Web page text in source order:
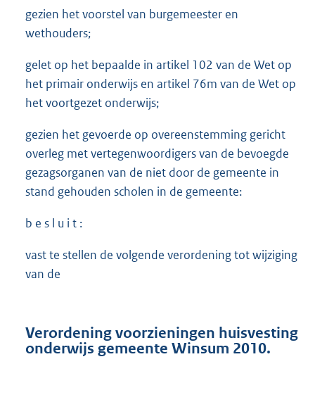
gezien het voorstel van burgemeester en
wethouders;
gelet op het bepaalde in artikel 102 van de Wet op
het primair onderwijs en artikel 76m van de Wet op
het voortgezet onderwijs;
gezien het gevoerde op overeenstemming gericht
overleg met vertegenwoordigers van de bevoegde
gezagsorganen van de niet door de gemeente in
stand gehouden scholen in de gemeente:
b e s l u i t :
vast te stellen de volgende verordening tot wijziging
van de
Verordening voorzieningen huisvesting
onderwijs gemeente Winsum 2010.